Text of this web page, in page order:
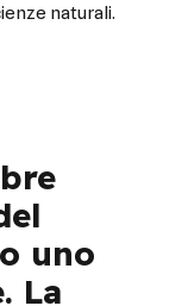
naturali.
uno
La